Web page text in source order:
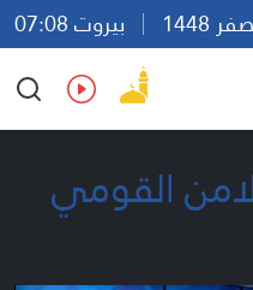
بيروت 07:08
Ar
En Fr Es
القومي